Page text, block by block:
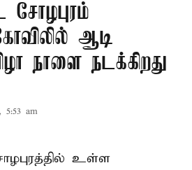
ஆடி
நாளை நடக்கிறது
5:53 am
உள்ள